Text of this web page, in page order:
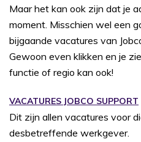
Maar het kan ook zijn dat je
moment. Misschien wel een
bijgaande vacatures van
Gewoon even klikken en je
functie of regio kan ook!
VACATURES JOBCO SUPPORT
Dit zijn allen vacatures voor
desbetreffende werkgever.